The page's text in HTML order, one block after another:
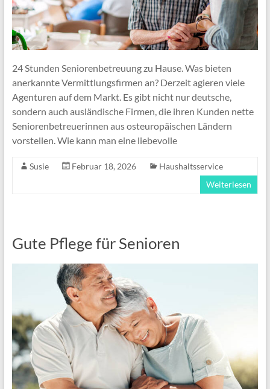
24 Stunden Seniorenbetreuung zu Hause. Was bieten
anerkannte Vermittlungsfirmen an? Derzeit agieren viele
Agenturen auf dem Markt. Es gibt nicht nur deutsche,
sondern auch ausländische Firmen, die ihren Kunden nette
Seniorenbetreuerinnen aus osteuropäischen Ländern
vorstellen. Wie kann man eine liebevolle
Susie Februar 18, 2026
Haushaltsservice
Weiterlesen
Gute Pflege für Senioren